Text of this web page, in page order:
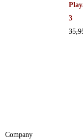
3
Company